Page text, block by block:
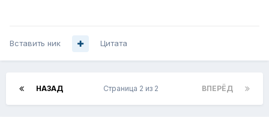
Вставить ник Цитата
НАЗАД ВПЕРЁД
Страница 2 из 2